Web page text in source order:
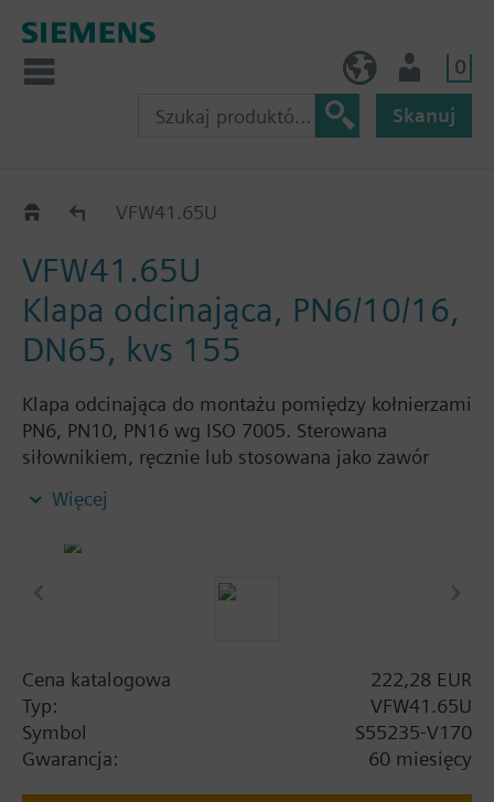
0
Skanuj
VFW41..UVFW41.65U
VFW41.65U
Klapa odcinająca, PN6/10/16,
DN65, kvs 155
Klapa odcinająca do montażu pomiędzy kołnierzami
PN6, PN10, PN16 wg ISO 7005. Sterowana
siłownikiem, ręcznie lub stosowana jako zawór
wentylacyjnych i klimatyzacyjnych. Do obiegów
Więcej
Cena katalogowa
222,28 EUR
Typ:
VFW41.65U
Symbol
S55235-V170
Gwarancja:
60 miesięcy